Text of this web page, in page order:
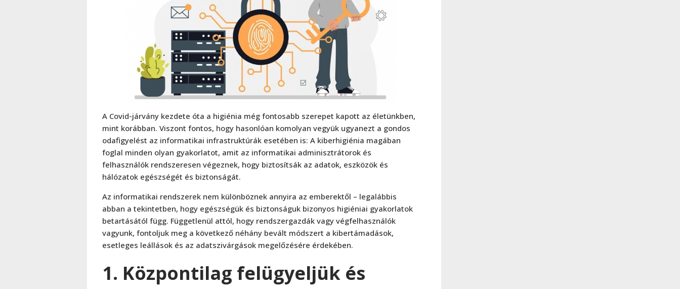
A Covid-járvány kezdete óta a higiénia még fontosabb szerepet kapott az életünkben,
mint korábban. Viszont fontos, hogy hasonlóan komolyan vegyük ugyanezt a gondos
odafigyelést az informatikai infrastruktúrák esetében is: A kiberhigiénia magában
foglal minden olyan gyakorlatot, amit az informatikai adminisztrátorok és
felhasználók rendszeresen végeznek, hogy biztosítsák az adatok, eszközök és
hálózatok egészségét és biztonságát.
Az informatikai rendszerek nem különböznek annyira az emberektől – legalábbis
abban a tekintetben, hogy egészségük és biztonságuk bizonyos higiéniai gyakorlatok
betartásától függ. Függetlenül attól, hogy rendszergazdák vagy végfelhasználók
vagyunk, fontoljuk meg a következő néhány bevált módszert a kibertámadások,
esetleges leállások és az adatszivárgások megelőzésére érdekében.
1. Központilag felügyeljük és